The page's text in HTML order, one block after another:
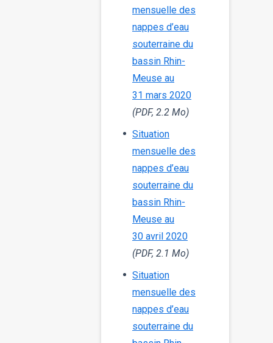
mensuelle des
nappes d’eau
souterraine du
bassin Rhin-
Meuse au
31 mars 2020
(PDF, 2.2 Mo)
Situation
mensuelle des
nappes d’eau
souterraine du
bassin Rhin-
Meuse au
30 avril 2020
(PDF, 2.1 Mo)
Situation
mensuelle des
nappes d’eau
souterraine du